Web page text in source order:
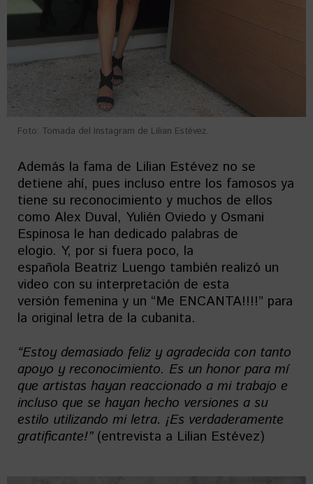
Foto: Tomada del Instagram de Lilian Estévez.
Además la fama de Lilian Estévez no se
detiene ahí, pues incluso entre los famosos ya
tiene su reconocimiento y muchos de ellos
como Alex Duval, Yulién Oviedo y Osmani
Espinosa le han dedicado palabras de
elogio. Y, por si fuera poco, la
española Beatriz Luengo también realizó un
video con su interpretación de esta
versión femenina y un “Me ENCANTA!!!!” para
la original letra de la cubanita.
“Estoy demasiado feliz y agradecida con tanto
apoyo y reconocimiento. Es un honor para mí
que artistas hayan reaccionado a mi trabajo e
incluso que se hayan hecho versiones a su
estilo utilizando mi letra. ¡Es verdaderamente
gratificante!”(entrevista a Lilian Estévez)